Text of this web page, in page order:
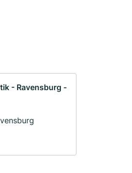
- Ravensburg -